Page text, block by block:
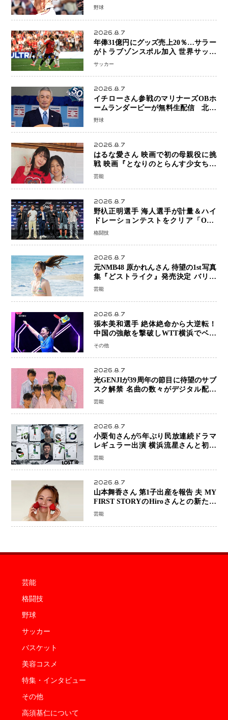
ち 吉田正尚選手も2安打1打点で貢献 4
野球
2026.8.7
年俸31億円にグッズ売上20％…サラー
がトラブゾンスポル加入 世界サッカ
ーは「五大リーグ一強」から新時代へ
サッカー
2026.8.7
イチローさん参戦のマリナーズOBホ
ームランダービーが無料生配信 北米
ならではの“魅せる興行”に世界が注目
野球
2026.8.7
はるな愛さん 映画で初の母親役に挑
戦 映画『となりのとらんす少女ちゃ
ん』11月7日公開 未来の自分との対話
芸能
2026.8.7
野杁正明選手 海人選手が計量＆ハイ
ドレーションテストをクリア「ONE
SAMURAI 2」決戦へ万全の準備整う
格闘技
2026.8.7
元NMB48 原かれんさん 待望の1st写真
集『どストライク』発売決定 バリで
魅せる25歳の新境地
芸能
2026.8.7
張本美和選手 絶体絶命から大逆転！
中国の強敵を撃破しWTT横浜でベス
ト8進出
その他
2026.8.7
光GENJIが39周年の節目に待望のサブ
スク解禁 名曲の数々がデジタル配信
へ 40周年へ向け1年間で全作品を順次
芸能
2026.8.7
小栗旬さんが5年ぶり民放連続ドラマ
レギュラー出演 横浜流星さんと初共
演『LOST10』で異色バディ結成
芸能
2026.8.7
山本舞香さん 第1子出産を報告 夫 MY
FIRST STORYのHiroさんとの新たな
家族生活「母子ともに健康」
芸能
芸能
格闘技
野球
サッカー
バスケット
美容コスメ
特集・インタビュー
その他
高須基仁について